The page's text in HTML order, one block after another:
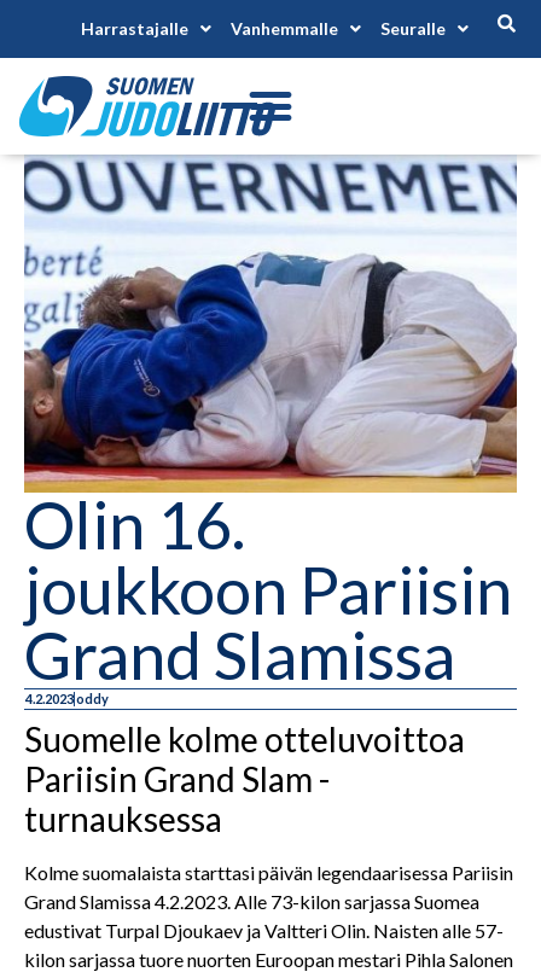
Harrastajalle Vanhemmalle Seuralle
Olin 16.
joukkoon Pariisin
Grand Slamissa
4.2.2023oddy
Suomelle kolme otteluvoittoa
Pariisin Grand Slam -
turnauksessa
Kolme suomalaista starttasi päivän legendaarisessa Pariisin
Grand Slamissa 4.2.2023. Alle 73-kilon sarjassa Suomea
edustivat Turpal Djoukaev ja Valtteri Olin. Naisten alle 57-
kilon sarjassa tuore nuorten Euroopan mestari Pihla Salonen